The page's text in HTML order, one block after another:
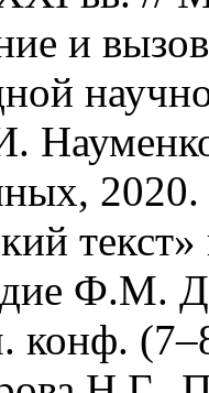
и
Ф.М.
конф.